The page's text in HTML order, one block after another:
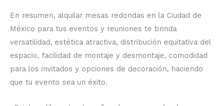
En resumen, alquilar mesas redondas en la Ciudad de
México para tus eventos y reuniones te brinda
versatilidad, estética atractiva, distribución equitativa del
espacio, facilidad de montaje y desmontaje, comodidad
para los invitados y opciones de decoración, haciendo
que tu evento sea un éxito.